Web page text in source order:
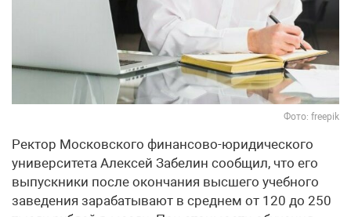
Фото: freepik
Ректор Московского финансово-юридического
университета Алексей Забелин сообщил, что его
выпускники после окончания высшего учебного
заведения зарабатывают в среднем от 120 до 250